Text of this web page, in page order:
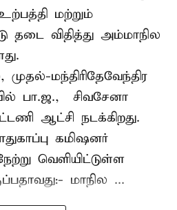
மற்றும்
தடை விதித்து அம்மாநில
முதல்-மந்திரிதேவேந்திர
– சிவசேனா –
ஆட்சி நடக்கிறது.
கமிஷனர்
வெளியிட்டுள்ள
மாநில ...